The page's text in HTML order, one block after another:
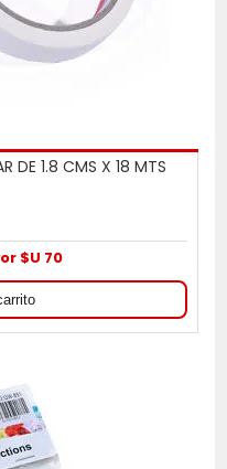
DE 1.8 CMS X 18 MTS
$U 70